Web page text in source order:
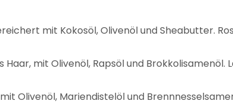
mit Kokosöl, Olivenöl und Sheabutter.
mit Olivenöl, Rapsöl und Brokkolisamenöl.
Olivenöl, Mariendistelöl und